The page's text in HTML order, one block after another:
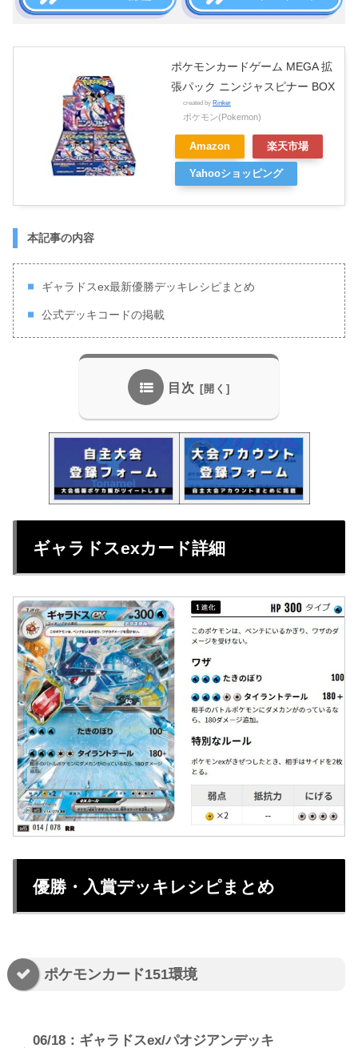
ポケモンカードゲーム MEGA 拡
張パック ニンジャスピナー BOX
created by Rinker
ポケモン(Pokemon)
Amazon 楽天市場
Yahooショッピング
本記事の内容
ギャラドスex最新優勝デッキレシピまとめ
公式デッキコードの掲載
目次
ギャラドスexカード詳細
優勝・入賞デッキレシピまとめ
ポケモンカード151環境
06/18：ギャラドスex/パオジアンデッキ